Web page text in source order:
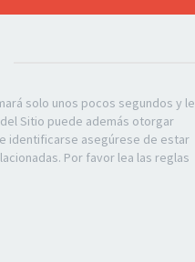
solo unos pocos segundos y le
Sitio puede además otorgar
identificarse asegúrese de estar
Por favor lea las reglas